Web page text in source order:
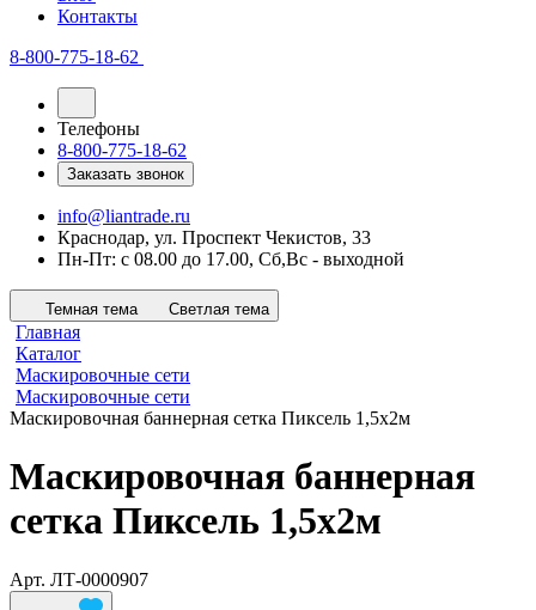
Контакты
8-800-775-18-62
Телефоны
8-800-775-18-62
Заказать звонок
info@liantrade.ru
Краснодар, ул. Проспект Чекистов, 33
Пн-Пт: c 08.00 до 17.00, Cб,Вс - выходной
Темная тема Светлая тема
Главная
Каталог
Маскировочные сети
Маскировочные сети
Маскировочная баннерная сетка Пиксель 1,5х2м
Маскировочная баннерная
сетка Пиксель 1,5х2м
Арт. ЛТ-0000907